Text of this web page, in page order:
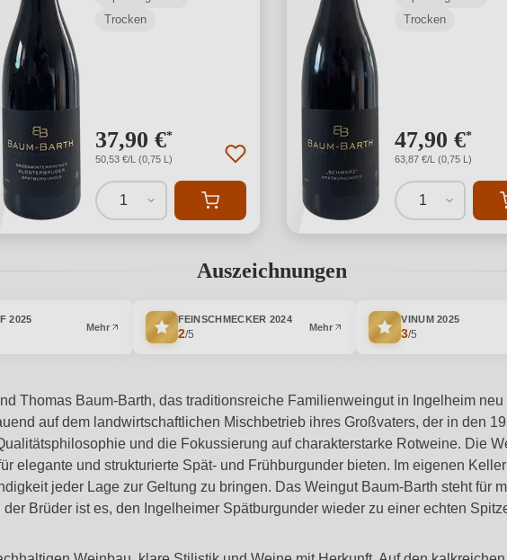
Trocken
37,90 €*
50,53 €/L (0,75 L)
1
Trocken
47,90 €*
63,87 €/L (0,75 L)
1
Auszeichnungen
2025
Mehr
FEINSCHMECKER 2024
2/5
Mehr
VINUM2025
3/5
Thomas Baum-Barth, das traditionsreiche Familienweingut in Ingelheim
auf dem landwirtschaftlichen Mischbetrieb ihres Großvaters, der in den
und die Fokussierung auf charakterstarke Rotweine. Die
elegante und strukturierte Spät- und Frühburgunder bieten. Im eigenen
jeder Lage zur Geltung zu bringen. Das Weingut Baum-Barth steht für
Brüder ist es, den Ingelheimer Spätburgunder wieder zu einer echten